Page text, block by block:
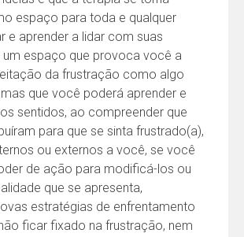
espaço para toda e qualquer
e aprender a lidar com suas
um espaço que provoca você a
da frustração como algo
que você poderá aprender e
sentidos, ao compreender que
para que se sinta frustrado(a),
ou externos a você, se você
de ação para modificá-los ou
que se apresenta,
estratégias de enfrentamento
ficar fixado na frustração, nem